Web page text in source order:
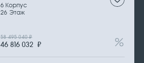
6 Корпус
26 Этаж
46 816 032 ₽
58 495 040₽